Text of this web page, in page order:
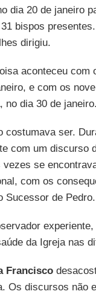
dia 20 de janeiro
bispos
dirigiu.
aconteceu com
e com os
, no dia 30 de janeiro.
costumava ser.
com um discurso
vezes se
com os
Sucessor de Pedro.
da Igreja nas
Francisco
Os discursos não